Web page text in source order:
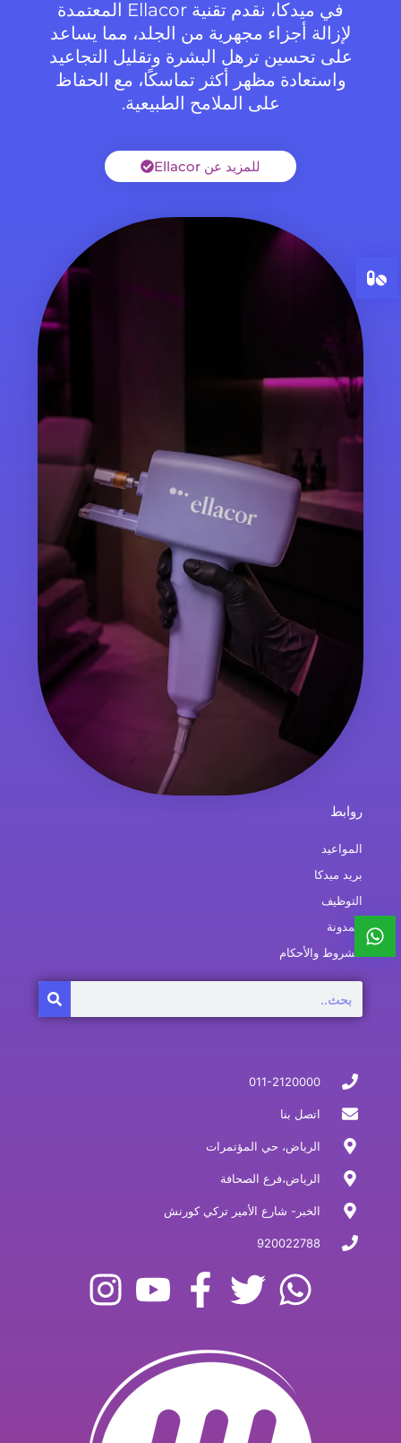
في ميدكا، نقدم تقنية Ellacor المعتمدة
لإزالة أجزاء مجهرية من الجلد، مما يساعد
على تحسين ترهل البشرة وتقليل التجاعيد
واستعادة مظهر أكثر تماسكًا، مع الحفاظ
على الملامح الطبيعية.
للمزيد عن Ellacor
011-2120000
اتصل بنا
الرياض، حي المؤتمرات
الرياض،فرع الصحافة
الخبر- شارع الأمير تركي كورنش
920022788
W
a
t
T
i
t
F
c
b
Y
u
t
u
I
t
a
روابط
المواعيد
بريد ميدكا
التوظيف
المدونة
الشروط والأحكام